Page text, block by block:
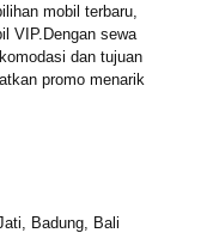
mobil terbaru,
VIP.Dengan sewa
dan tujuan
promo menarik
Badung, Bali